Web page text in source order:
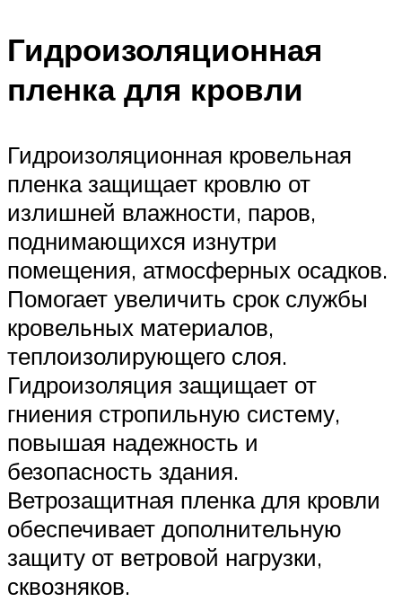
Гидроизоляционная
пленка для кровли
Гидроизоляционная кровельная
пленка защищает кровлю от
излишней влажности, паров,
поднимающихся изнутри
помещения, атмосферных осадков.
Помогает увеличить срок службы
кровельных материалов,
теплоизолирующего слоя.
Гидроизоляция защищает от
гниения стропильную систему,
повышая надежность и
безопасность здания.
Ветрозащитная пленка для кровли
обеспечивает дополнительную
защиту от ветровой нагрузки,
сквозняков.